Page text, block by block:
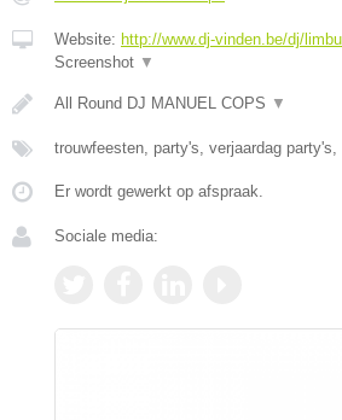
Website: http://www.dj-vinden.be/dj/
Screenshot ▼
All Round DJ MANUEL COPS ▼
trouwfeesten, party's, verjaardag
Er wordt gewerkt op afspraak.
Sociale media: